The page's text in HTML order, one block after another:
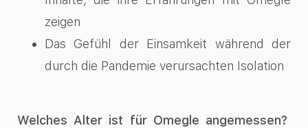
zeigen
Das Gefühl der Einsamkeit während der
durch die Pandemie verursachten Isolation
Welches Alter ist für Omegle angemessen?